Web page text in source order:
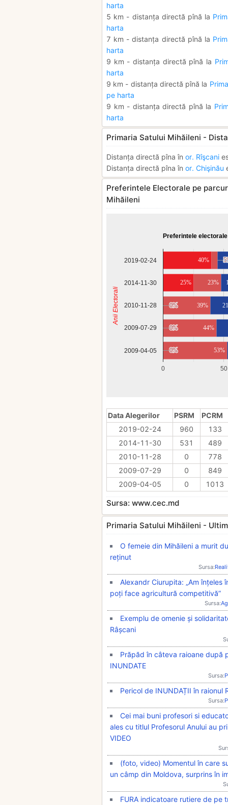
harta
5 km - distanța directă pînă la
harta
7 km - distanța directă pînă la
harta
9 km - distanța directă pînă la
harta
9 km - distanța directă pînă la
pe harta
9 km - distanța directă pînă la
harta
Primaria Satului Mihăileni -
Distanța directă pîna în or. Rîşcani
Distanța directă pîna în or. Chişinău
Preferintele Electorale pe
Mihăileni
Preferintele
0 50
2019-02-24
2014-11-30
2010-11-28
2009-07-29
2009-04-05
40%
25%
0%
0%
0%
0%
0%
0%
23%
39%
44%
53%
Anii Electorali
Data Alegerilor PSRM
PCRM
2019-02-24
960
133
2014-11-30
531
489
2010-11-28
0
778
2009-07-29
0
849
2009-04-05
0 1013
Sursa: www.cec.md
Primaria Satului Mihăileni -
O femeie din Mihăileni a murit
reținut
Sursa:
Alexandr Ciurupita: „Am
poți face agricultură competitivă”
Sursa:
Exemplu de omenie și
Râșcani
Prăpăd în câteva raioane după
INUNDATE
Sursa:
Pericol de INUNDAȚII în raionul
Sursa:
Cei mai buni profesori si
ales cu titlul Profesorul Anului au
VIDEO
(foto, video) Momentul în care
un câmp din Moldova, surprins în
FURA indicatoare rutiere de pe